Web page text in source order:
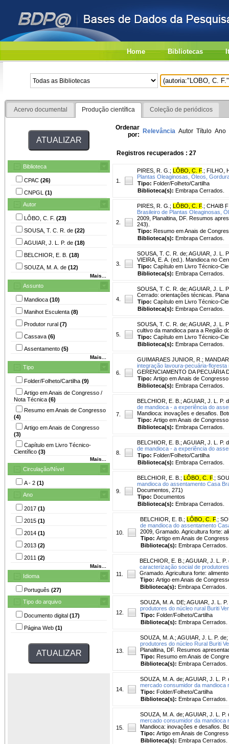
Home Bibliotecas
Acervo documental Produção científica Coleção de periódicos
Biblioteca
CPAC (26)
CNPGL (1)
Autor
LÔBO, C. F. (23)
SOUSA, T. C. R. de (22)
AGUIAR, J. L. P. de (18)
BELCHIOR, E. B. (18)
SOUZA, M. A. de (12)
Mais...
Assunto
Mandioca (10)
Manihot Esculenta (8)
Produtor rural (7)
Cassava (6)
Assentamento (5)
Mais...
Tipo
Folder/Folheto/Cartilha (9)
Artigo em Anais de Congresso /
Nota Técnica (6)
Resumo em Anais de Congresso
(4)
Artigo em Anais de Congresso
(3)
Capítulo em Livro Técnico-
Científico (3)
Mais...
Circulação/Nível
A - 2 (1)
Ano
2017 (1)
2015 (1)
2014 (1)
2013 (2)
2011 (2)
Mais...
Idioma
Português (27)
Tipo do arquivo
Documento digital (17)
Página Web (1)
Ordenar
por: Relevância Autor Título Ano
Registros recuperados : 27
1.
PIRES, R. G. ; LÔBO, C. F. ; FILHO,
Plantas Oleaginosas, Óleos,
Tipo: Folder/Folheto/Cartilha
Biblioteca(s): Embrapa Cerrados.
2.
PIRES, R. G. ; LÔBO, C. F. ; CHAIB
Brasileiro de Plantas Oleaginosas,
2009, Planaltina, DF. Resumos
243).
Tipo: Resumo em Anais de
Biblioteca(s): Embrapa Cerrados.
3.
SOUSA, T. C. R. de; AGUIAR, J. L.
VIEIRA, E. A. (ed.). Mandioca no
Tipo: Capítulo em Livro Técnico-
Biblioteca(s): Embrapa Cerrados.
4.
SOUSA, T. C. R. de; AGUIAR, J. L.
Cerrado: orientações técnicas.
Tipo: Capítulo em Livro Técnico-
Biblioteca(s): Embrapa Cerrados.
5.
SOUSA, T. C. R. de; AGUIAR, J. L.
cultivo da mandioca para a Região
Tipo: Capítulo em Livro Técnico-
Biblioteca(s): Embrapa Cerrados.
6.
GUIMARAES JUNIOR, R. ;
integração lavoura-pecuária-
GERENCIAMENTO DA PECUÁRIA
Tipo: Artigo em Anais de Congresso
Biblioteca(s): Embrapa Cerrados.
7.
BELCHIOR, E. B. ; AGUIAR, J. L. P.
de mandioca - a experiência do
Mandioca: inovações e desafios.
Tipo: Artigo em Anais de
Biblioteca(s): Embrapa Cerrados.
8.
BELCHIOR, E. B. ; AGUIAR, J. L. P.
de mandioca - a experiência do
Tipo: Folder/Folheto/Cartilha
Biblioteca(s): Embrapa Cerrados.
9.
BELCHIOR, E. B. ; LÔBO, C. F. ;
mandioca do assentamento Casa
Documentos, 271)
Tipo: Documentos
Biblioteca(s): Embrapa Cerrados.
10.
BELCHIOR, E. B. ; LÔBO, C. F. ;
de mandioca do assentamento
2009, Gramado. Agricultura forte:
Tipo: Artigo em Anais de
Biblioteca(s): Embrapa Cerrados.
11.
BELCHIOR, E. B. ; AGUIAR, J. L. P.
caracterização social de
Gramado. Agricultura forte:
Tipo: Artigo em Anais de
Biblioteca(s): Embrapa Cerrados.
12.
SOUZA, M. A. DE; AGUIAR, J. L. P.
produtores do núcleo rural Buriti
Tipo: Folder/Folheto/Cartilha
Biblioteca(s): Embrapa Cerrados.
13.
SOUZA, M. A. ; AGUIAR, J. L. P. de;
produtores do núcleo Rural Buriti
Planaltina, DF. Resumos
Tipo: Resumo em Anais de
Biblioteca(s): Embrapa Cerrados.
14.
SOUZA, M. A. de; AGUIAR, J. L. P.
mercado consumidor da mandioca
Tipo: Folder/Folheto/Cartilha
Biblioteca(s): Embrapa Cerrados.
15.
SOUZA, M. A. de; AGUIAR, J. L. P.
mercado consumidor da mandioca
Mandioca: inovações e desafios.
Tipo: Artigo em Anais de
Biblioteca(s): Embrapa Cerrados.